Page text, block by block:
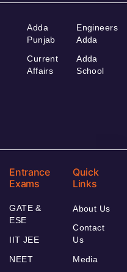
Adda
Punjab
Current
Affairs
Engineers
Adda
Adda
School
Entrance
Exams
GATE &
ESE
IIT JEE
NEET
Quick
Links
About Us
Contact
Us
Media